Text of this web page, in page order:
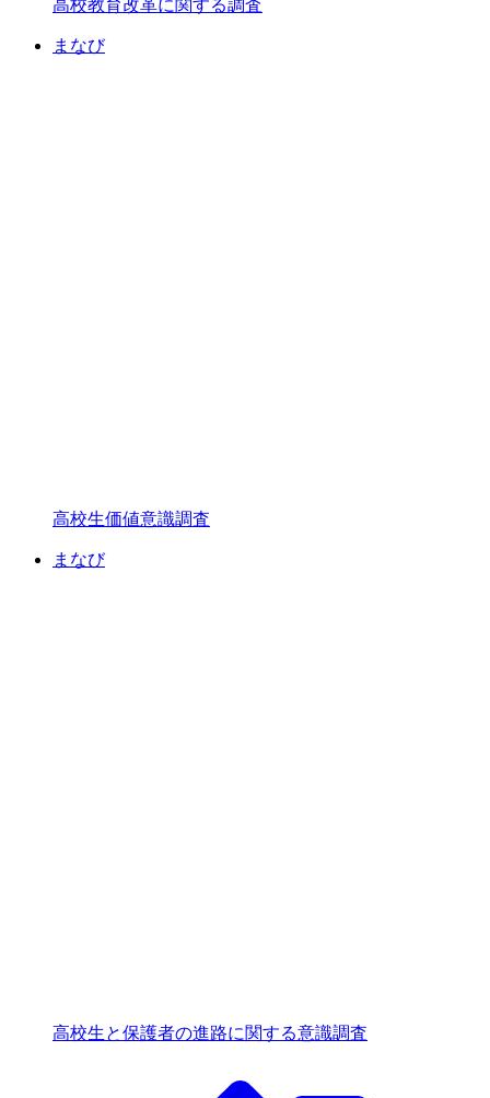
高校教育改革に関する調査
まなび
高校生価値意識調査
まなび
高校生と保護者の進路に関する意識調査